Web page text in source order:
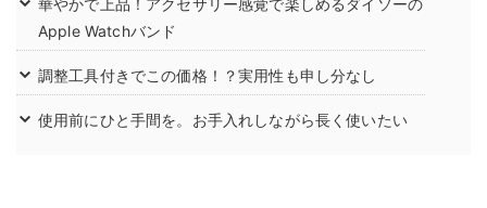
華やかで上品！アクセサリー感覚で楽しめるダイソーの
Apple Watchバンド
調整工具付きでこの価格！？実用性も申し分なし
使用前にひと手間を。お手入れしながら長く使いたい